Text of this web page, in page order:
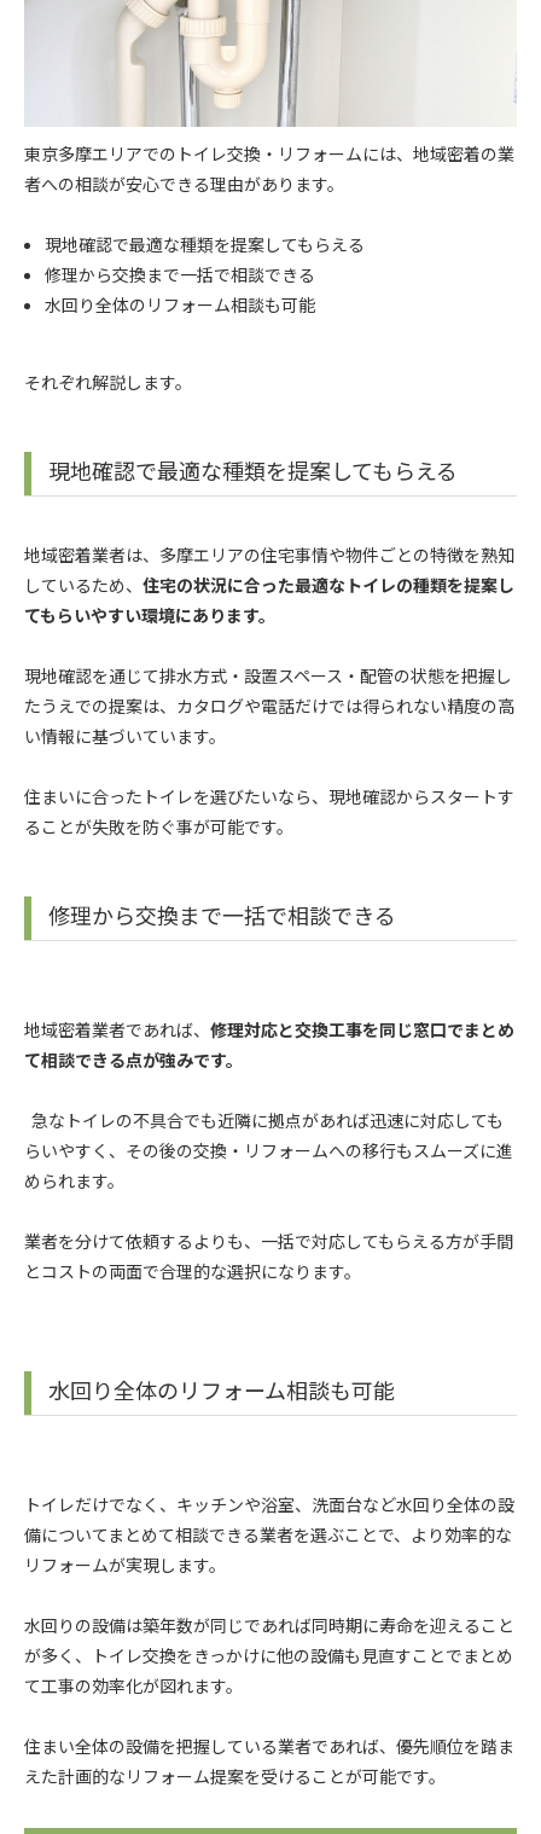
東京多摩エリアでのトイレ交換・リフォームには、地域密着の業
者への相談が安心できる理由があります。
現地確認で最適な種類を提案してもらえる
修理から交換まで一括で相談できる
水回り全体のリフォーム相談も可能
それぞれ解説します。
現地確認で最適な種類を提案してもらえる
地域密着業者は、多摩エリアの住宅事情や物件ごとの特徴を熟知
しているため、 住宅の状況に合った最適なトイレの種類を提案し
てもらいやすい環境にあります。
現地確認を通じて排水方式・設置スペース・配管の状態を把握し
たうえでの提案は、カタログや電話だけでは得られない精度の高
い情報に基づいています。
住まいに合ったトイレを選びたいなら、現地確認からスタートす
ることが失敗を防ぐ事が可能です。
修理から交換まで一括で相談できる
地域密着業者であれば、 修理対応と交換工事を同じ窓口でまとめ
て相談できる点が強みです。
急なトイレの不具合でも近隣に拠点があれば迅速に対応しても
らいやすく、その後の交換・リフォームへの移行もスムーズに進
められます。
業者を分けて依頼するよりも、一括で対応してもらえる方が手間
とコストの両面で合理的な選択になります。
水回り全体のリフォーム相談も可能
トイレだけでなく、キッチンや浴室、洗面台など水回り全体の設
備についてまとめて相談できる業者を選ぶことで、より効率的な
リフォームが実現します。
水回りの設備は築年数が同じであれば同時期に寿命を迎えること
が多く、トイレ交換をきっかけに他の設備も見直すことでまとめ
て工事の効率化が図れます。
住まい全体の設備を把握している業者であれば、優先順位を踏ま
えた計画的なリフォーム提案を受けることが可能です。